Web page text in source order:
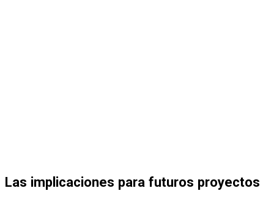
Las implicaciones para futuros proyectos